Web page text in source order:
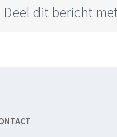
Deel dit bericht